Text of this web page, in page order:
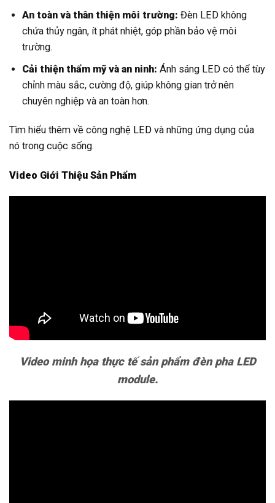
An toàn và thân thiện môi trường: Đèn LED không
chứa thủy ngân, ít phát nhiệt, góp phần bảo vệ môi
trường.
Cải thiện thẩm mỹ và an ninh: Ánh sáng LED có thể tùy
chỉnh màu sắc, cường độ, giúp không gian trở nên
chuyên nghiệp và an toàn hơn.
Tìm hiểu thêm về công nghệ LED và những ứng dụng của
nó trong cuộc sống.
Video Giới Thiệu Sản Phẩm
Video minh họa thực tế sản phẩm đèn pha LED
module.